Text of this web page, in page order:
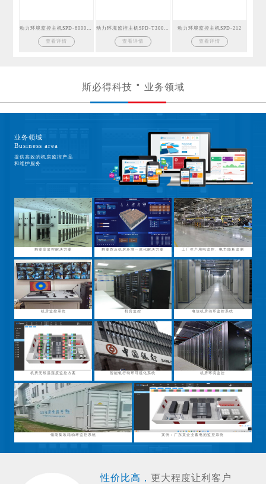
查看详情 查看详情
动力环境监控主机SPD-212
查看详情
斯必得科技 业务领域
业务领域
Business area
提供高效的机房监控产品
和维护服务
档案室监控解决方案 档案馆及机房环境一体化解决方案 工厂生产用电监控、电力能耗监测
机房监控系统 机房监控 电信机房动环监控系统
机房无线温湿度监控方案 智能银行动环可视化系统 机房环境监控
储能集装箱动环监控系统 案例：广东某企业蓄电池监控系统
性价比高， 更大程度让利客户